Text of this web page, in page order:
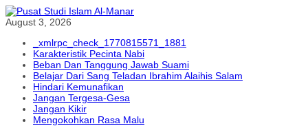
August 3, 2026
_xmlrpc_check_1770815571_1881
Karakteristik Pecinta Nabi
Beban Dan Tanggung Jawab Suami
Belajar Dari Sang Teladan Ibrahim Alaihis Salam
Hindari Kemunafikan
Jangan Tergesa-Gesa
Jangan Kikir
Mengokohkan Rasa Malu